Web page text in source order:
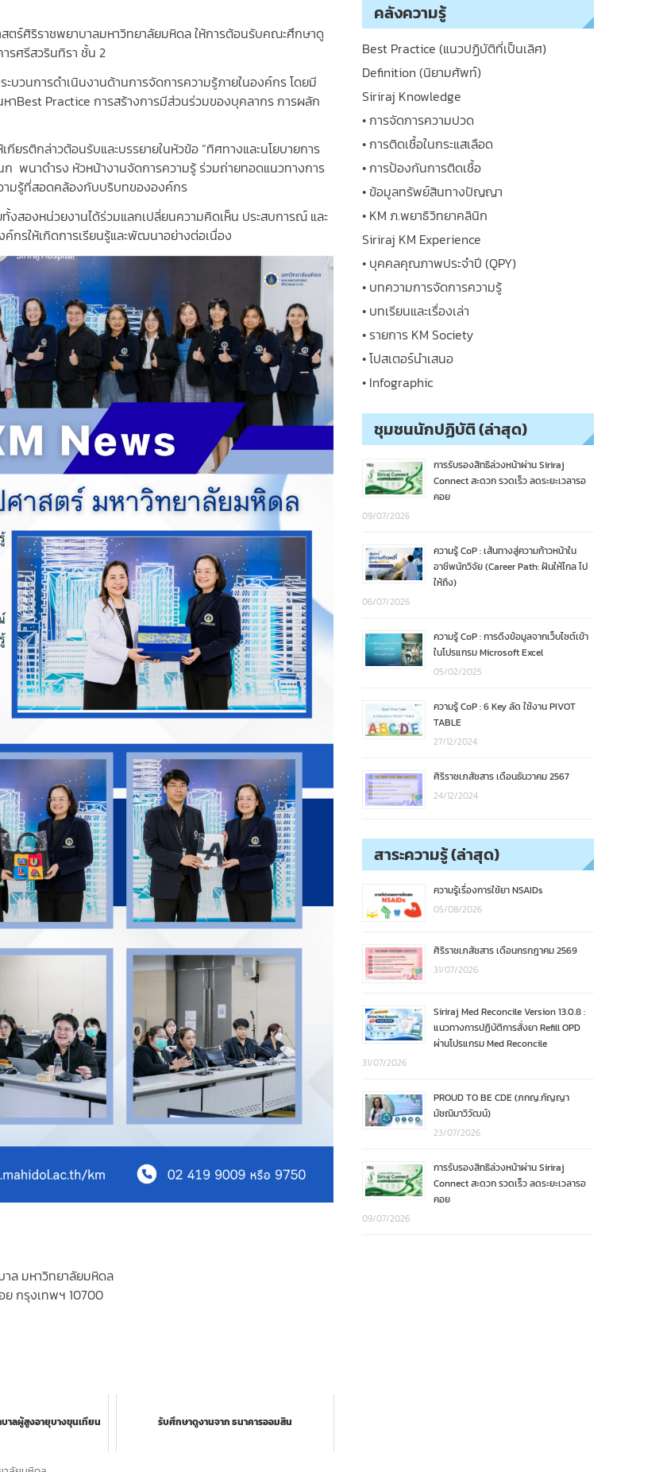
ร์ศิริราชพยาบาลมหาวิทยาลัยมหิดล ให้การต้อนรับคณะศึกษาดู
รศรีสวรินทิรา ชั้น 2
บวนการดำเนินงานด้านการจัดการความรู้ภายในองค์กร โดยมี
าBest Practice การสร้างการมีส่วนร่วมของบุคลากร การผลัก
กล่าวต้อนรับและบรรยายในหัวข้อ “ทิศทางและนโยบายการ
พนาดำรง หัวหน้างานจัดการความรู้ ร่วมถ่ายทอดแนวทางการ
ามรู้ที่สอดคล้องกับบริบทขององค์กร
งสองหน่วยงานได้ร่วมแลกเปลี่ยนความคิดเห็น ประสบการณ์ และ
กรให้เกิดการเรียนรู้และพัฒนาอย่างต่อเนื่อง
ล มหาวิทยาลัยมหิดล
ย กรุงเทพฯ 10700
าลผู้สูงอายุบางขุนเทียน รับศึกษาดูงานจาก ธนาคารออมสิน
คลังความรู้
Best Practice (แนวปฏิบัติที่เป็นเลิศ)
Definition (นิยามศัพท์)
Siriraj Knowledge
• การจัดการความปวด
• การติดเชื้อในกระแสเลือด
• การป้องกันการติดเชื้อ
• ข้อมูลทรัพย์สินทางปัญญา
• KM ภ.พยาธิวิทยาคลินิก
Siriraj KM Experience
• บุคคลคุณภาพประจำปี (QPY)
• บทความการจัดการความรู้
• บทเรียนและเรื่องเล่า
• รายการ KM Society
• โปสเตอร์นำเสนอ
• Infographic
ชุมชนนักปฏิบัติ (ล่าสุด)
การรับรองสิทธิล่วงหน้าผ่าน Siriraj
Connect สะดวก รวดเร็ว ลดระยะเวลารอ
คอย
09/07/2026
ความรู้ CoP : เส้นทางสู่ความก้าวหน้าใน
อาชีพนักวิจัย (Career Path: ฝันให้ไกล ไป
ให้ถึง)
06/07/2026
ความรู้ CoP : การดึงข้อมูลจากเว็บไซต์เข้า
ในโปรแกรม Microsoft Excel
05/02/2025
ความรู้ CoP : 6 Key ลัด ใช้งาน PIVOT
TABLE
27/12/2024
ศิริราชเภสัชสาร เดือนธันวาคม 2567
24/12/2024
สาระความรู้ (ล่าสุด)
ความรู้เรื่องการใช้ยา NSAIDs
05/08/2026
ศิริราชเภสัชสาร เดือนกรกฎาคม 2569
31/07/2026
Siriraj Med Reconcile Version 13.0.8 :
แนวทางการปฏิบัติการสั่งยา Refill OPD
ผ่านโปรแกรม Med Reconcile
31/07/2026
PROUD TO BE CDE (ภกญ.กัญญา
มัชฌิมาวิวัฒน์)
23/07/2026
การรับรองสิทธิล่วงหน้าผ่าน Siriraj
Connect สะดวก รวดเร็ว ลดระยะเวลารอ
คอย
09/07/2026